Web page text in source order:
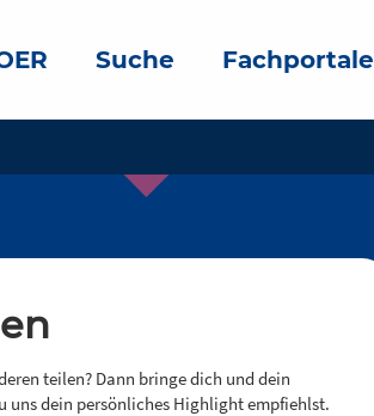
Suche Fachportale
teilen? Dann bringe dich und dein
uns dein persönliches Highlight empfiehlst.